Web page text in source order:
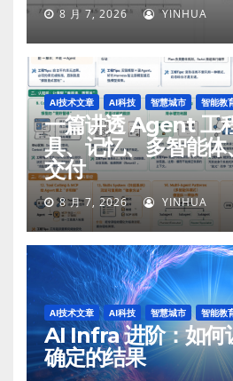
8 月 7, 2026 YINHUA
AI技术文章 AI科技 智慧城市 智能教
一篇讲透 Agent 工
具、记忆、多智能
交付
8 月 7, 2026 YINHUA
AI技术文章 AI科技 智慧城市 智能教
AI Infra 进阶：如何
确定的结果